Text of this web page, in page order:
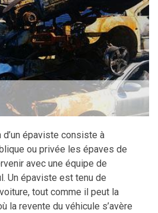
épaviste consiste à
ou privée les épaves de
avec une équipe de
Un épaviste est tenu de
tout comme il peut la
la revente du véhicule s’avère